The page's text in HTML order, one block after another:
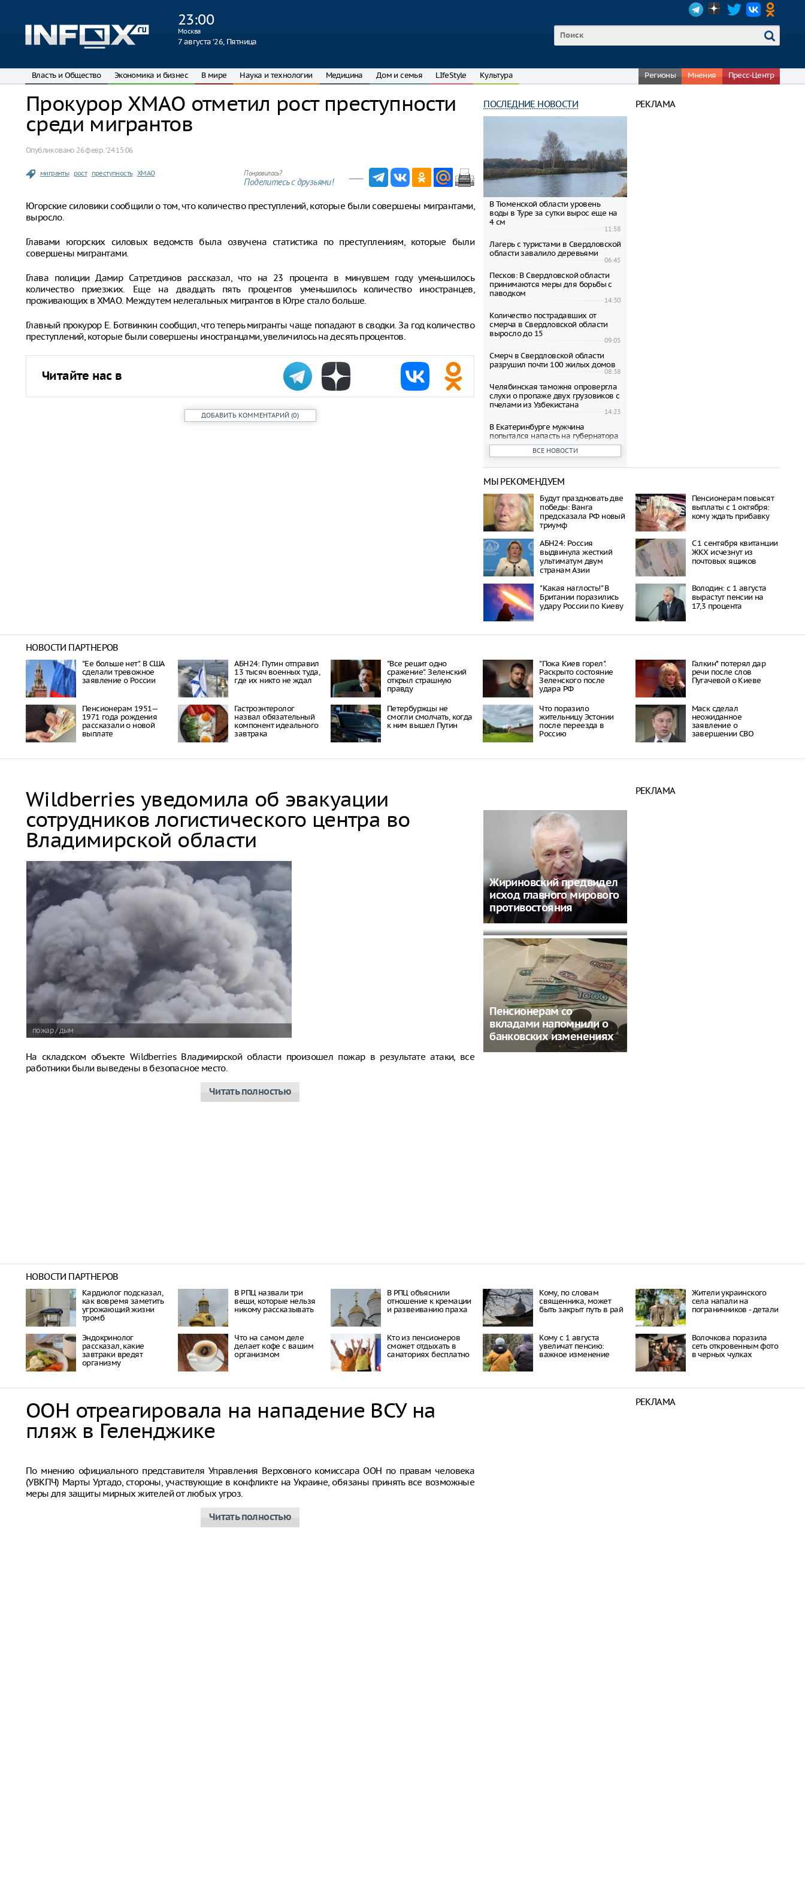
23:00
Москва
7 августа ‘26, Пятница
Власть и Общество Экономика и бизнес В мире Наука и технологии Медицина Дом и семья LIfeStyle Культура Регионы Мнения Пресс-Центр
Прокурор ХМАО отметил рост преступности
среди мигрантов
Опубликовано 26 февр. ‘24 15:06
мигранты рост преступность ХМАО Понравилось?
Поделитесь с друзьями!
Югорские силовики сообщили о том, что количество преступлений, которые были совершены мигрантами,
выросло.
Главами югорских силовых ведомств была озвучена статистика по преступлениям, которые были
совершены мигрантами.
Глава полиции Дамир Сатретдинов рассказал, что на 23 процента в минувшем году уменьшилось
количество приезжих. Еще на двадцать пять процентов уменьшилось количество иностранцев,
проживающих в ХМАО. Между тем нелегальных мигрантов в Югре стало больше.
Главный прокурор Е. Ботвинкин сообщил, что теперь мигранты чаще попадают в сводки. За год количество
преступлений, которые были совершены иностранцами, увеличилось на десять процентов.
Читайте нас в
ДОБАВИТЬ КОММЕНТАРИЙ (0)
ПОСЛЕДНИЕ НОВОСТИ
В Тюменской области уровень
воды в Туре за сутки вырос еще на
4 см
11:58
Лагерь с туристами в Свердловской
области завалило деревьями
06:45
Песков: В Свердловской области
принимаются меры для борьбы с
паводком
14:30
Количество пострадавших от
смерча в Свердловской области
выросло до 15
09:05
Смерч в Свердловской области
разрушил почти 100 жилых домов
08:38
Челябинская таможня опровергла
слухи о пропаже двух грузовиков с
пчелами из Узбекистана
14:23
В Екатеринбурге мужчина
попытался напасть на губернатора
Дениса Паслера
В Курганской области введён
режим беспилотной опасности
Владельцам пострадавших от
беспилотников квартир в
Екатеринбурге выплатят по 15 000
рублей
Пять человек пострадали при
нападении на школу в Челябинске
В Екатеринбурге школьники вышли
на протест, но перепутали
Роскомнадзор и Роскадастр
14:10
В Тюменской области 9-летнюю
кредиту
ВСЕ НОВОСТИ
РЕКЛАМА
МЫ РЕКОМЕНДУЕМ
Будут праздновать две
победы: Ванга
предсказала РФ новый
триумф
Пенсионерам повысят
выплаты с 1 октября:
кому ждать прибавку
АБН24: Россия
выдвинула жесткий
ультиматум двум
странам Азии
С 1 сентября квитанции
ЖКХ исчезнут из
почтовых ящиков
"Какая наглость!" В
Британии поразились
удару России по Киеву
Володин: с 1 августа
вырастут пенсии на
17,3 процента
НОВОСТИ ПАРТНЕРОВ
"Ее больше нет". В США
сделали тревожное
заявление о России
АБН24: Путин отправил
13 тысяч военных туда,
где их никто не ждал
"Все решит одно
сражение". Зеленский
открыл страшную
правду
"Пока Киев горел".
Раскрыто состояние
Зеленского после
удара РФ
Галкин* потерял дар
речи после слов
Пугачевой о Киеве
Пенсионерам 1951—
1971 года рождения
рассказали о новой
выплате
Гастроэнтеролог
назвал обязательный
компонент идеального
завтрака
Петербуржцы не
смогли смолчать, когда
к ним вышел Путин
Что поразило
жительницу Эстонии
после переезда в
Россию
Маск сделал
неожиданное
заявление о
завершении СВО
Wildberries уведомила об эвакуации
сотрудников логистического центра во
Владимирской области
пожар / дым
На складском объекте Wildberries Владимирской области произошел пожар в результате атаки, все
работники были выведены в безопасное место.
Читать полностью
Жириновский предвидел
исход главного мирового
противостояния
СМИ: Венгрия
запаниковала из-за
неожиданного шага
России
Пенсионерам со
вкладами напомнили о
банковских изменениях
РЕКЛАМА
НОВОСТИ ПАРТНЕРОВ
Кардиолог подсказал,
как вовремя заметить
угрожающий жизни
тромб
В РПЦ назвали три
вещи, которые нельзя
никому рассказывать
В РПЦ объяснили
отношение к кремации
и развеиванию праха
Кому, по словам
священника, может
быть закрыт путь в рай
Жители украинского
села напали на
пограничников - детали
Эндокринолог
рассказал, какие
завтраки вредят
организму
Что на самом деле
делает кофе с вашим
организмом
Кто из пенсионеров
сможет отдыхать в
санаториях бесплатно
Кому с 1 августа
увеличат пенсию:
важное изменение
Волочкова поразила
сеть откровенным фото
в черных чулках
ООН отреагировала на нападение ВСУ на
пляж в Геленджике
По мнению официального представителя Управления Верховного комиссара ООН по правам человека
(УВКПЧ) Марты Уртадо, стороны, участвующие в конфликте на Украине, обязаны принять все возможные
меры для защиты мирных жителей от любых угроз.
Читать полностью
РЕКЛАМА